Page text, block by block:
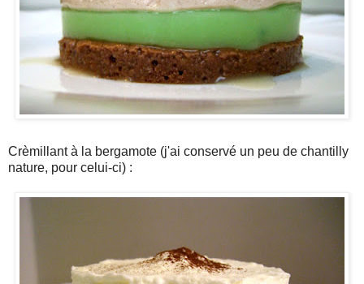
Crèmillant à la bergamote (j'ai conservé un peu de chantilly
nature, pour celui-ci) :